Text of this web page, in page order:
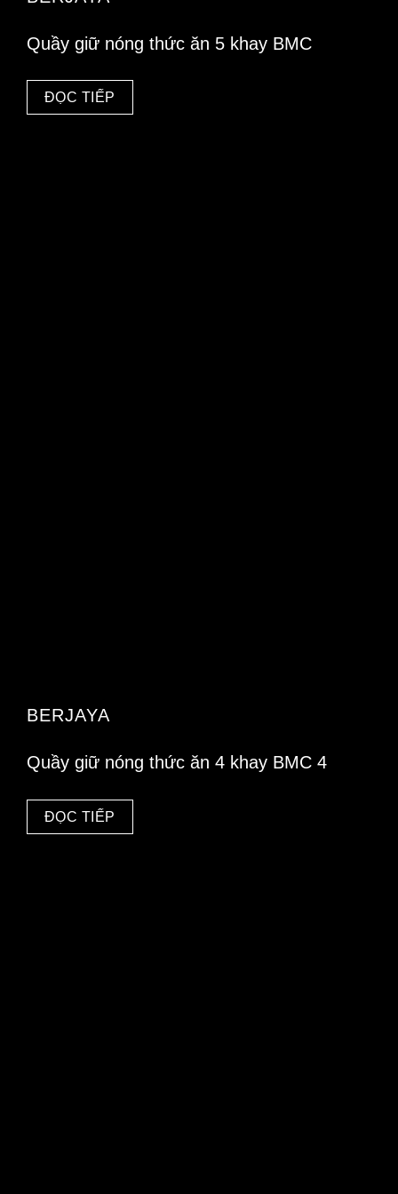
Quầy giữ nóng thức ăn 5 khay BMC
ĐỌC TIẾP
BERJAYA
Quầy giữ nóng thức ăn 4 khay BMC 4
ĐỌC TIẾP